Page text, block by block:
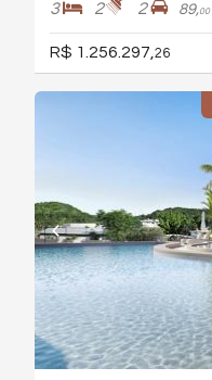
3 2 2 89,00
R$ 1.256.297,26